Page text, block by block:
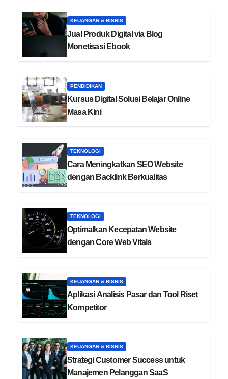
KEUANGAN & BISNIS
Jual Produk Digital via Blog
Monetisasi Ebook
PENDIDIKAN
Kursus Digital Solusi Belajar Online
Masa Kini
TEKNOLOGI
Cara Meningkatkan SEO Website
dengan Backlink Berkualitas
TEKNOLOGI
Optimalkan Kecepatan Website
dengan Core Web Vitals
KEUANGAN & BISNIS
Aplikasi Analisis Pasar dan Tool Riset
Kompetitor
KEUANGAN & BISNIS
Strategi Customer Success untuk
Manajemen Pelanggan SaaS